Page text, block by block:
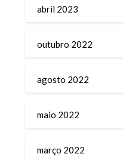
abril 2023
outubro 2022
agosto 2022
maio 2022
março 2022